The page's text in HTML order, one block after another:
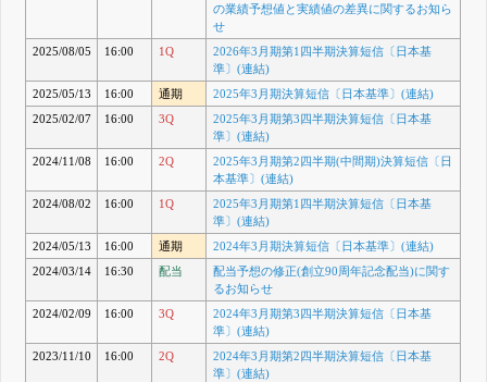
の業績予想値と実績値の差異に関するお知ら
せ
2025/08/05
16:00 1Q
2026年3月期第1四半期決算短信〔日本基
準〕(連結)
2025/05/13
16:00 通期
2025年3月期決算短信〔日本基準〕(連結)
2025/02/07
16:00 3Q
2025年3月期第3四半期決算短信〔日本基
準〕(連結)
2024/11/08
16:00 2Q
2025年3月期第2四半期(中間期)決算短信〔日
本基準〕(連結)
2024/08/02
16:00 1Q
2025年3月期第1四半期決算短信〔日本基
準〕(連結)
2024/05/13
16:00 通期
2024年3月期決算短信〔日本基準〕(連結)
2024/03/14
16:30 配当
配当予想の修正(創立90周年記念配当)に関す
るお知らせ
2024/02/09
16:00 3Q
2024年3月期第3四半期決算短信〔日本基
準〕(連結)
2023/11/10
16:00 2Q
2024年3月期第2四半期決算短信〔日本基
準〕(連結)